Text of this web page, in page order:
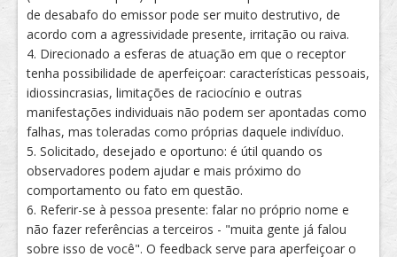
de desabafo do emissor pode ser muito destrutivo, de
acordo com a agressividade presente, irritação ou raiva.
4. Direcionado a esferas de atuação em que o receptor
tenha possibilidade de aperfeiçoar: características pessoais,
idiossincrasias, limitações de raciocínio e outras
manifestações individuais não podem ser apontadas como
falhas, mas toleradas como próprias daquele indivíduo.
5. Solicitado, desejado e oportuno: é útil quando os
observadores podem ajudar e mais próximo do
comportamento ou fato em questão.
6. Referir-se à pessoa presente: falar no próprio nome e
não fazer referências a terceiros - "muita gente já falou
sobre isso de você". O feedback serve para aperfeiçoar o